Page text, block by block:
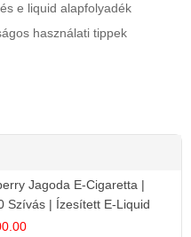
e liquid alapfolyadék
használati tippek
Jagoda E-Cigaretta |
Szívás | Ízesített E-Liquid